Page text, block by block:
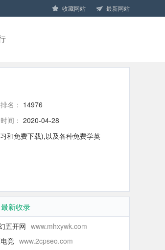
收藏网站 最新网站
名： 14976
间： 2020-04-28
和免费下载),以及各种免费学英
最新收录
五开网 www.mhxywk.com
竞 www.2cpseo.com